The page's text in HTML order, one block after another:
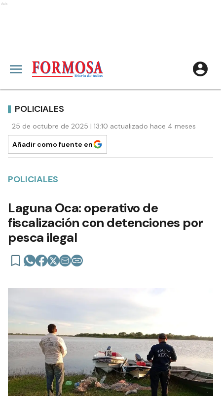
Ads
POLICIALES
25 de octubre de 2025 | 13:10 actualizado hace 4 meses
Añadir como fuente en
POLICIALES
Laguna Oca: operativo de
fiscalización con detenciones por
pesca ilegal